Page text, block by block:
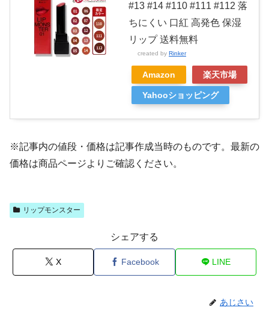
#13 #14 #110 #111 #112 落
ちにくい 口紅 高発色 保湿
リップ 送料無料
created by Rinker
Amazon 楽天市場
Yahooショッピング
※記事内の値段・価格は記事作成当時のものです。最新の
価格は商品ページよりご確認ください。
リップモンスター
シェアする
X Facebook LINE
あじさい